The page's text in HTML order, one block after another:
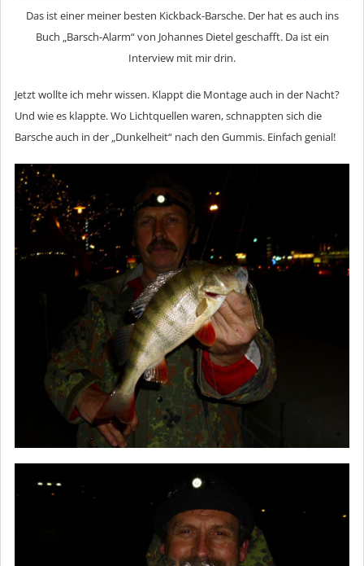
Das ist einer meiner besten Kickback-Barsche. Der hat es auch ins
Buch „Barsch-Alarm“ von Johannes Dietel geschafft. Da ist ein
Interview mit mir drin.
Jetzt wollte ich mehr wissen. Klappt die Montage auch in der Nacht?
Und wie es klappte. Wo Lichtquellen waren, schnappten sich die
Barsche auch in der „Dunkelheit“ nach den Gummis. Einfach genial!